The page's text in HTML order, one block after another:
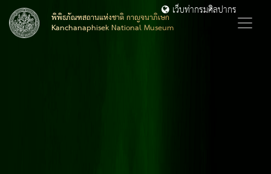
พิพิธภัณฑสถานแห่งชาติ กาญจนาภิเษก
Kanchanaphisek National Museum
เว็บท่ากรมศิลปากร